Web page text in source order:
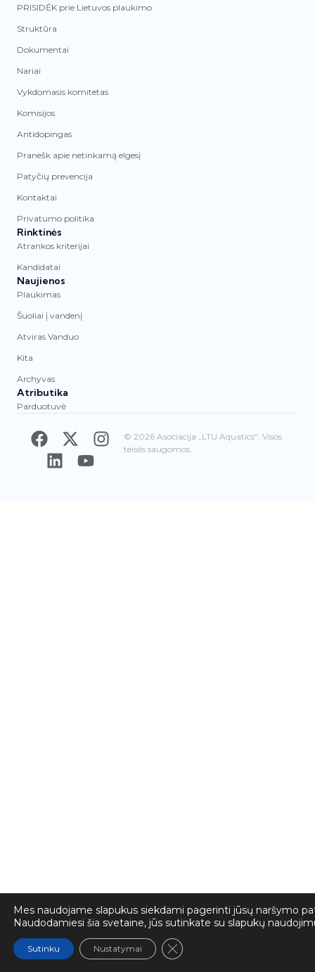
PRISIDĖK prie Lietuvos plaukimo
Struktūra
Dokumentai
Nariai
Vykdomasis komitetas
Komisijos
Antidopingas
Pranešk apie netinkamą elgesį
Patyčių prevencija
Kontaktai
Privatumo politika
Rinktinės
Atrankos kriterijai
Kandidatai
Naujienos
Plaukimas
Šuoliai į vandenį
Atviras Vanduo
Kita
Archyvas
Atributika
Parduotuvė
© 2026 Asociacija „LTU Aquatics“. Visos
teisės saugomos.
Mes naudojame slapukus siekdami pagerinti jūsų naršymo
Naudodamiesi šia svetaine, jūs sutinkate su slapukų
Sutinku Nustatymai Close GDPR Cookie Banner